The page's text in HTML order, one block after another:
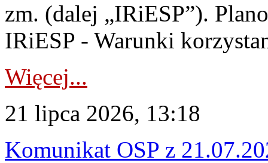
zm. (dalej „IRiESP”).
IRiESP - Warunki
Więcej...
21 lipca 2026, 13:18
Komunikat OSP z